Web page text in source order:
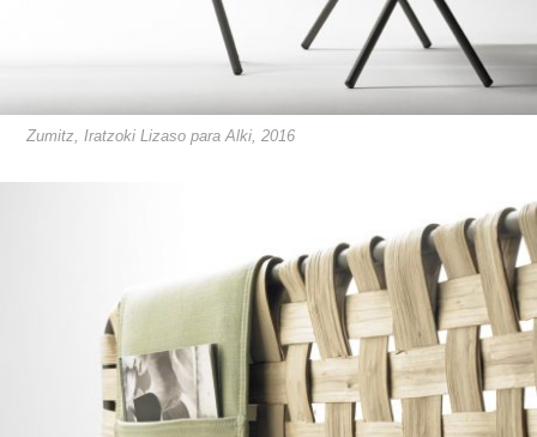
Zumitz, Iratzoki Lizaso para Alki, 2016